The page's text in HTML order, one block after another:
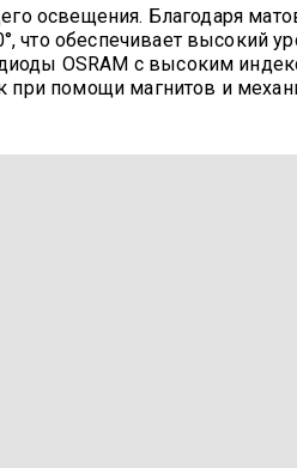
освещения. Благодаря
что обеспечивает высокий
OSRAM с высоким
при помощи магнитов и